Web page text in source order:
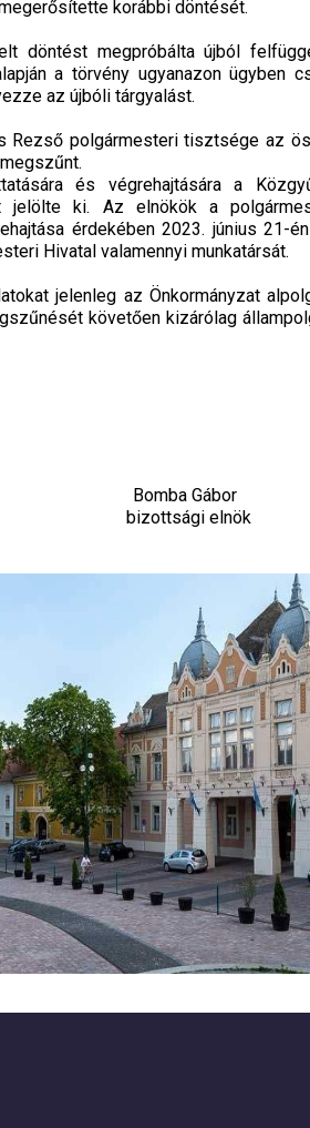
korábbi döntését.
döntést megpróbálta újból
a törvény ugyanazon ügyben
az újbóli tárgyalást.
Rezső polgármesteri tisztsége az
és végrehajtására a
jelölte ki. Az elnökök a
érdekében 2023. június 21-
Hivatal valamennyi munkatársát.
jelenleg az Önkormányzat
követően kizárólag
bizottsági